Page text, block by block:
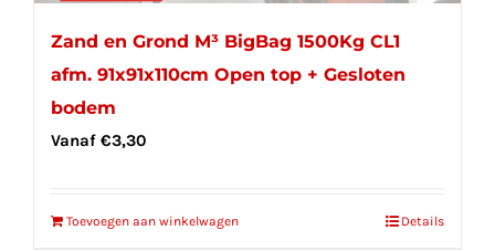
Zand en Grond M³ BigBag 1500Kg CL1
afm. 91x91x110cm Open top + Gesloten
bodem
Vanaf €3,30
Toevoegen aan winkelwagen Details